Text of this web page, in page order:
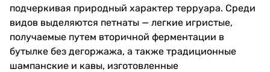
подчеркивая природный характер терруара. Среди
видов выделяются петнаты — легкие игристые,
получаемые путем вторичной ферментации в
бутылке без дегоржажа, а также традиционные
шампанские и кавы, изготовленные